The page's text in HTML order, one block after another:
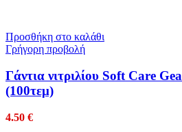
Προσθήκη στο καλάθι
Γρήγορη προβολή
Γάντια νιτριλίου Soft Care
(100τεμ)
4.50 €